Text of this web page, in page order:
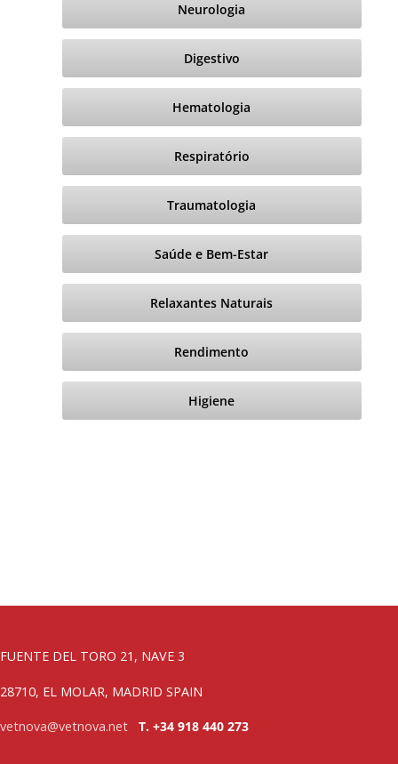
Neurologia
Digestivo
Hematologia
Respiratório
Traumatologia
Saúde e Bem-Estar
Relaxantes Naturais
Rendimento
Higiene
FUENTE DEL TORO 21, NAVE 3
28710, EL MOLAR, MADRID SPAIN
vetnova@vetnova.net T. +34 918 440 273